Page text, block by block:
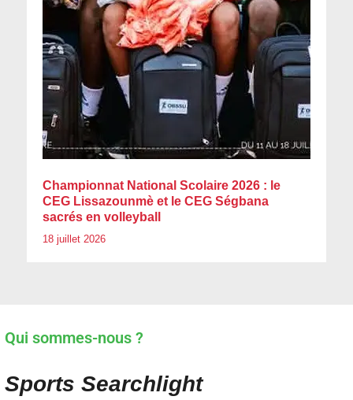
Championnat National Scolaire 2026 : le
CEG Lissazounmè et le CEG Ségbana
sacrés en volleyball
18 juillet 2026
Qui sommes-nous ?
Sports Searchlight